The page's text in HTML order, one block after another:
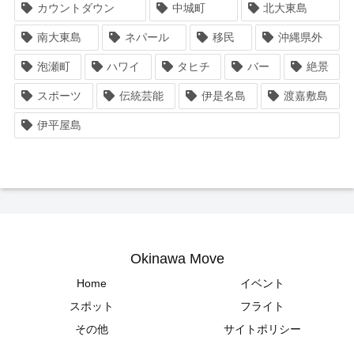
カウントダウン 中城町 北大東島
南大東島 ネパール 移民 沖縄県外
泡瀬町 ハワイ タヒチ バー 絶景
スポーツ 伝統芸能 伊是名島 渡嘉敷島
伊平屋島
Okinawa Move
Home
イベント
スポット
フライト
その他
サイトポリシー